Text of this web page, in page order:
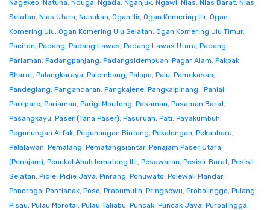
Nagekeo, Natuna, Nduga, Ngada, Nganjuk, Ngawi, Nias, Nias Barat, Nias
Selatan, Nias Utara, Nunukan, Ogan Ilir, Ogan Komering Ilir, Ogan
Komering Ulu, Ogan Komering Ulu Selatan, Ogan Komering Ulu Timur,
Pacitan, Padang, Padang Lawas, Padang Lawas Utara, Padang
Pariaman, Padangpanjang, Padangsidempuan, Pagar Alam, Pakpak
Bharat, Palangkaraya, Palembang, Palopo, Palu, Pamekasan,
Pandeglang, Pangandaran, Pangkajene, Pangkalpinang., Paniai,
Parepare, Pariaman, Parigi Moutong, Pasaman, Pasaman Barat,
Pasangkayu, Paser (Tana Paser), Pasuruan, Pati, Payakumbuh,
Pegunungan Arfak, Pegunungan Bintang, Pekalongan, Pekanbaru,
Pelalawan, Pemalang, Pematangsiantar, Penajam Paser Utara
(Penajam), Penukal Abab lematang Ilir, Pesawaran, Pesisir Barat, Pesisir
Selatan, Pidie, Pidie Jaya, Pinrang, Pohuwato, Polewali Mandar,
Ponorogo, Pontianak, Poso, Prabumulih, Pringsewu, Probolinggo, Pulang
Pisau, Pulau Morotai, Pulau Taliabu, Puncak, Puncak Jaya, Purbalingga,